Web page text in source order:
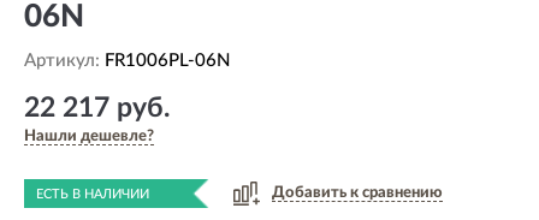
06N
Артикул: FR1006PL-06N
22 217 руб.
Нашли дешевле?
ЕСТЬ В НАЛИЧИИ Добавить к сравнению